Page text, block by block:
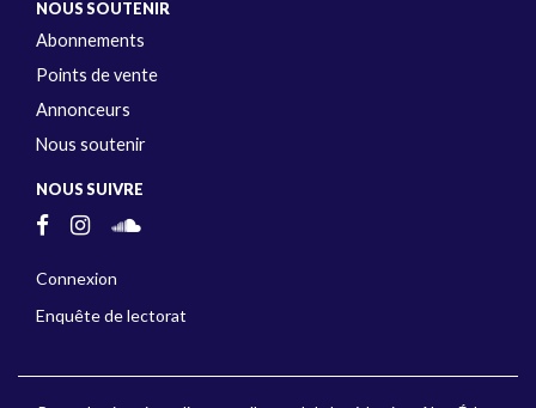
NOUS SOUTENIR
Abonnements
Points de vente
Annonceurs
Nous soutenir
NOUS SUIVRE
Connexion
Enquête de lectorat